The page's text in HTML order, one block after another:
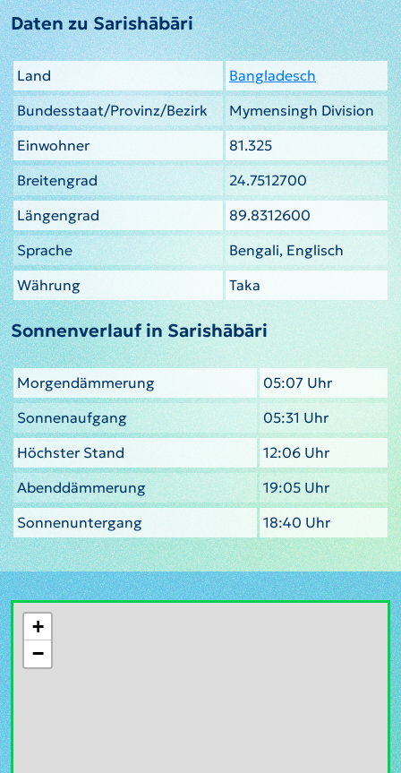
Daten zu Sarishābāri
Land
Bangladesch
Bundesstaat/Provinz/Bezirk
Mymensingh Division
Einwohner
81.325
Breitengrad
24.7512700
Längengrad
89.8312600
Sprache
Bengali, Englisch
Währung
Taka
Sonnenverlauf in Sarishābāri
Morgendämmerung
05:07 Uhr
Sonnenaufgang
05:31 Uhr
Höchster Stand
12:06 Uhr
Abenddämmerung
19:05 Uhr
Sonnenuntergang
18:40 Uhr
+
−